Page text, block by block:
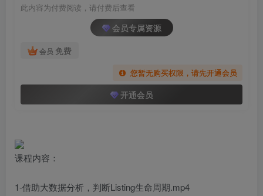
此内容为付费阅读，请付费后查看
会员专属资源
会员 免费
您暂无购买权限，请先开通会员
开通会员
课程内容：
1-借助大数据分析，判断Listing生命周期.mp4